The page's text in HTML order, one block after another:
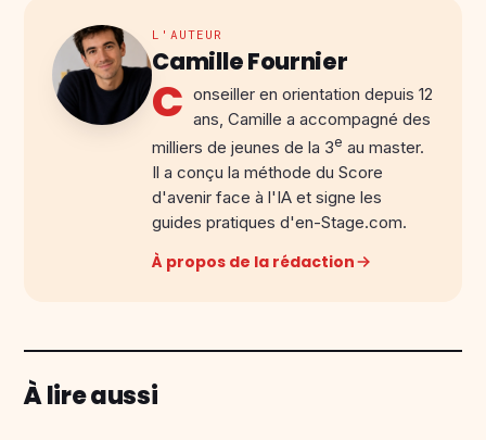
L'AUTEUR
Camille Fournier
C onseiller en orientation depuis 12
ans, Camille a accompagné des
milliers de jeunes de la 3e au master.
Il a conçu la méthode du Score
d'avenir face à l'IA et signe les
guides pratiques d'en-Stage.com.
À propos de la rédaction
À lire aussi